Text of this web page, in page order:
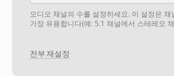
오디오 채널의 수를 설정하세요. 이 설정은 채
가장 유용합니다(예: 5.1 채널에서 스테레오
전부 재설정